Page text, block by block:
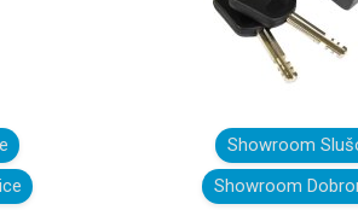
Showroom
Showroom